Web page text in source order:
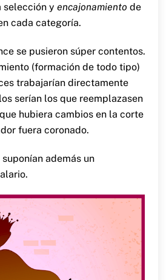
selección y encajonamiento de
cada categoría.
se pusieron súper contentos.
(formación de todo tipo)
trabajarían directamente
serían los que reemplazasen
hubiera cambios en la corte
fuera coronado.
además un